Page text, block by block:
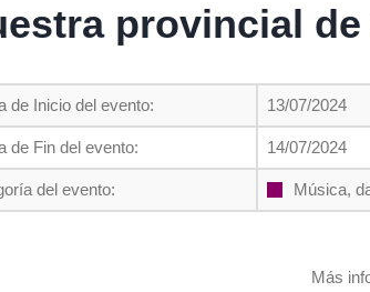
provincial de
de Inicio del evento: 13/07/2024
de Fin del evento: 14/07/2024
del evento: Música,
Más